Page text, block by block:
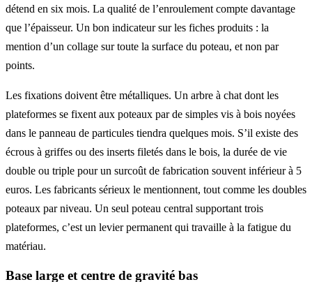
détend en six mois. La qualité de l’enroulement compte davantage
que l’épaisseur. Un bon indicateur sur les fiches produits : la
mention d’un collage sur toute la surface du poteau, et non par
points.
Les fixations doivent être métalliques. Un arbre à chat dont les
plateformes se fixent aux poteaux par de simples vis à bois noyées
dans le panneau de particules tiendra quelques mois. S’il existe des
écrous à griffes ou des inserts filetés dans le bois, la durée de vie
double ou triple pour un surcoût de fabrication souvent inférieur à 5
euros. Les fabricants sérieux le mentionnent, tout comme les doubles
poteaux par niveau. Un seul poteau central supportant trois
plateformes, c’est un levier permanent qui travaille à la fatigue du
matériau.
Base large et centre de gravité bas